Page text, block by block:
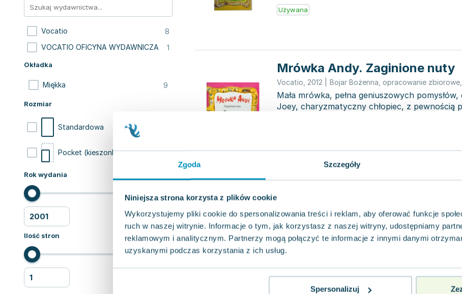
Zgoda Szczegóły
Niniejsza strona korzysta z plików cookie
Wykorzystujemy pliki cookie do spersonalizowania treści i reklam, aby oferować funkcje
ruch w naszej witrynie. Informacje o tym, jak korzystasz z naszej witryny, udostępniamy
reklamowym i analitycznym. Partnerzy mogą połączyć te informacje z innymi danymi
uzyskanymi podczas korzystania z ich usług.
Spersonalizuj
Vocatio 8
VOCATIO OFICYNA WYDAWNICZA 1
Okładka
Miękka 9
Rozmiar
Standardowa
Pocket (kieszonkowa) 1
Rok wydania
Ilość stron
Używana
Mrówka Andy. Zaginione nuty
Vocatio 2012 Bojar Bożenna opracowanie zbiorowe
Mała mrówka, pełna geniuszowych
Joey, charyzmatyczny chłopiec, z pewnością
Nowa
Vocatio, 2012| Bojar Bożenna ,praca zbiorowa,
Mała mrówka z niezwykłym talentem do
oraz jej towarzysz, chłopiec imieniem Joey, z
zachwycą młodych...
Używana